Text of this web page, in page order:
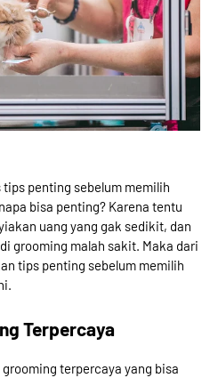
penting sebelum memilih
bisa penting? Karena tentu
uang yang gak sedikit, dan
grooming malah sakit. Maka dari
tips penting sebelum memilih
Terpercaya
terpercaya yang bisa